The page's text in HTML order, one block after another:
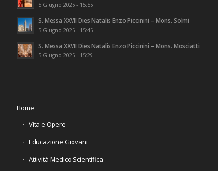
5 Giugno 2026 - 15:56
S. Messa XXVII Dies Natalis Enzo Piccinini – Mons. Solmi
5 Giugno 2026 - 15:46
S. Messa XXVII Dies Natalis Enzo Piccinini – Mons. Mosciatti
5 Giugno 2026 - 15:29
Home
Vita e Opere
Educazione Giovani
Attività Medico Scientifica